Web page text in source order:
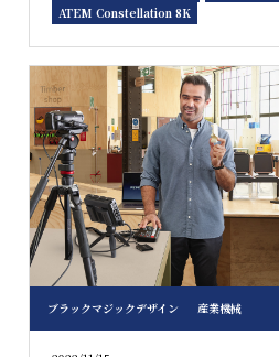
ATEM Constellation 8K
ブラックマジックデザイン 産業機械